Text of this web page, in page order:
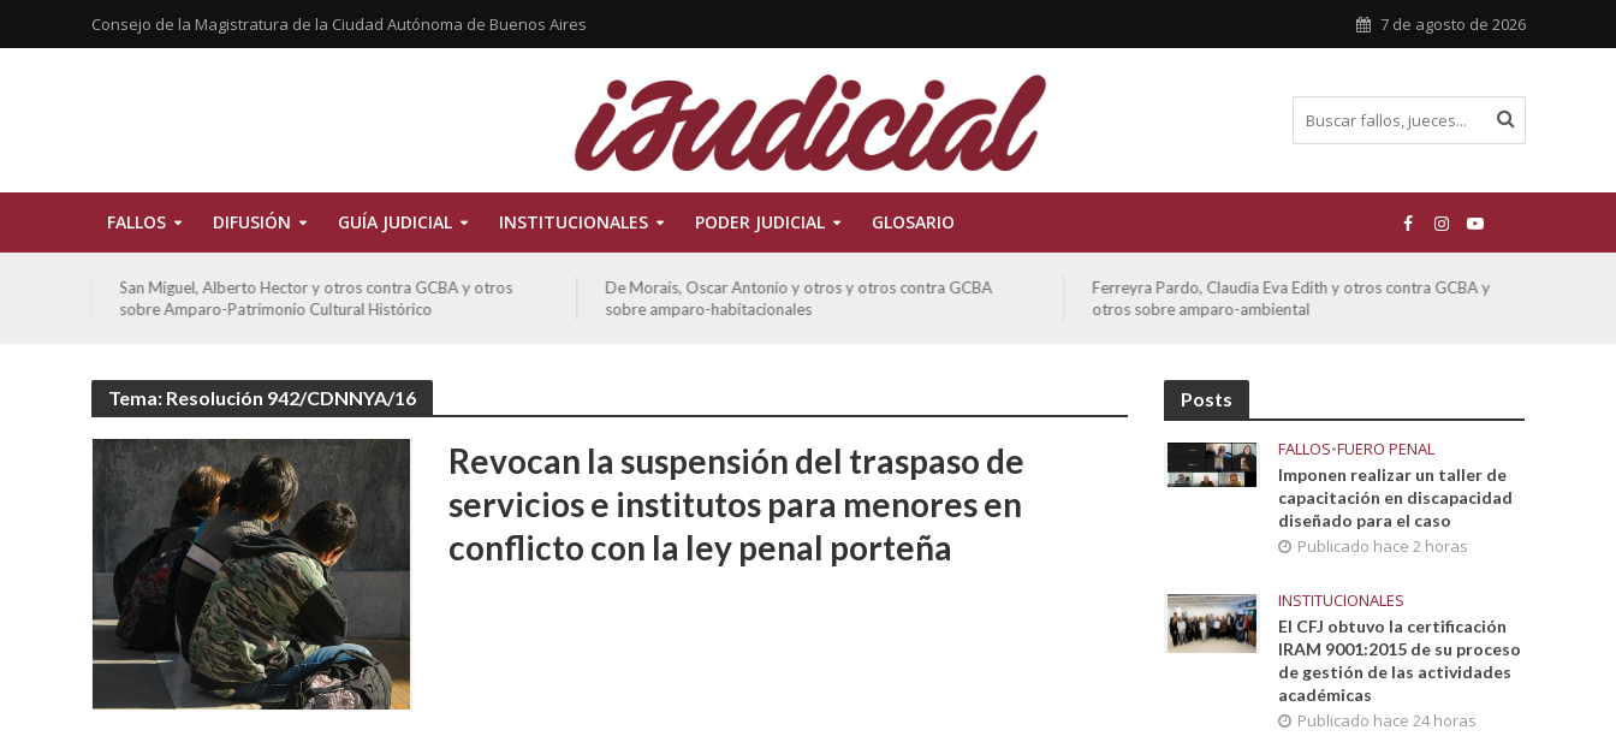
Consejo de la Magistratura de la Ciudad Autónoma de Buenos Aires 7 de agosto de 2026
FALLOS DIFUSIÓN GUÍA JUDICIAL INSTITUCIONALES PODER JUDICIAL GLOSARIO
San Miguel, Alberto Hector y otros contra GCBA y otros
sobre Amparo-Patrimonio Cultural Histórico
De Morais, Oscar Antonio y otros y otros contra GCBA
sobre amparo-habitacionales
Ferreyra Pardo, Claudia Eva Edith y otros contra GCBA y
otros sobre amparo-ambiental
Tema: Resolución 942/CDNNYA/16
Revocan la suspensión del traspaso de
servicios e institutos para menores en
conflicto con la ley penal porteña
Posts
FALLOS•FUERO PENAL
Imponen realizar un taller de
capacitación en discapacidad
diseñado para el caso
Publicado hace 2 horas
INSTITUCIONALES
El CFJ obtuvo la certificación
IRAM 9001:2015 de su proceso
de gestión de las actividades
académicas
Publicado hace 24 horas